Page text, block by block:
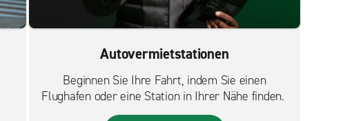
Autovermietstationen
Beginnen Sie Ihre Fahrt, indem Sie einen
Flughafen oder eine Station in Ihrer Nähe finden.